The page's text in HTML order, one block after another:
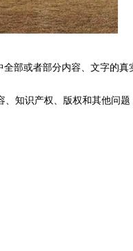
部或者部分内容、文字的
知识产权、版权和其他问